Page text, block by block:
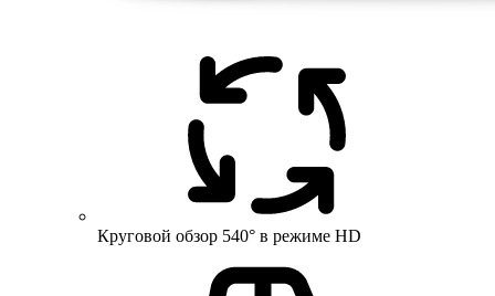
Круговой обзор 540° в режиме HD